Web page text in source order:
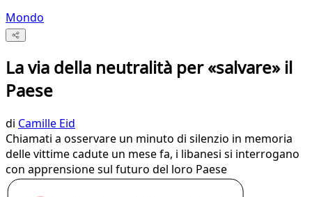
Mondo
La via della neutralità per «salvare» il
Paese
di Camille Eid
Chiamati a osservare un minuto di silenzio in memoria
delle vittime cadute un mese fa, i libanesi si interrogano
con apprensione sul futuro del loro Paese